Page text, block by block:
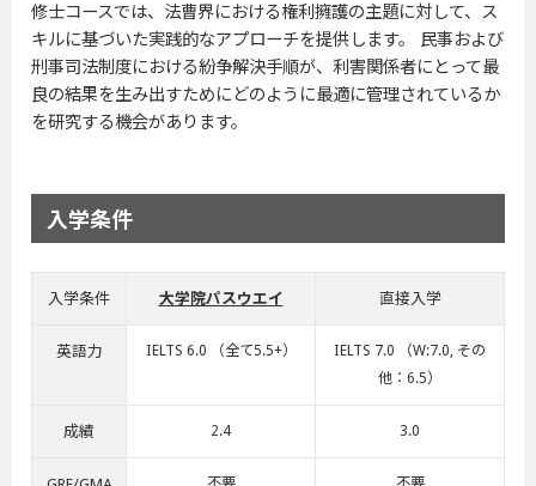
修士コースでは、法曹界における権利擁護の主題に対して、ス
キルに基づいた実践的なアプローチを提供します。 民事および
刑事司法制度における紛争解決手順が、利害関係者にとって最
良の結果を生み出すためにどのように最適に管理されているか
を研究する機会があります。
入学条件
入学条件 大学院パスウエイ 直接入学
英語力 IELTS 6.0 （全て5.5+）
IELTS 7.0 （W:7.0, その
他：6.5）
成績 2.4 3.0